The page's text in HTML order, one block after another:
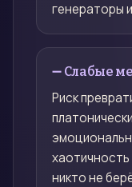
генераторы
➖ Слабые
Риск
хаотичность
никто не